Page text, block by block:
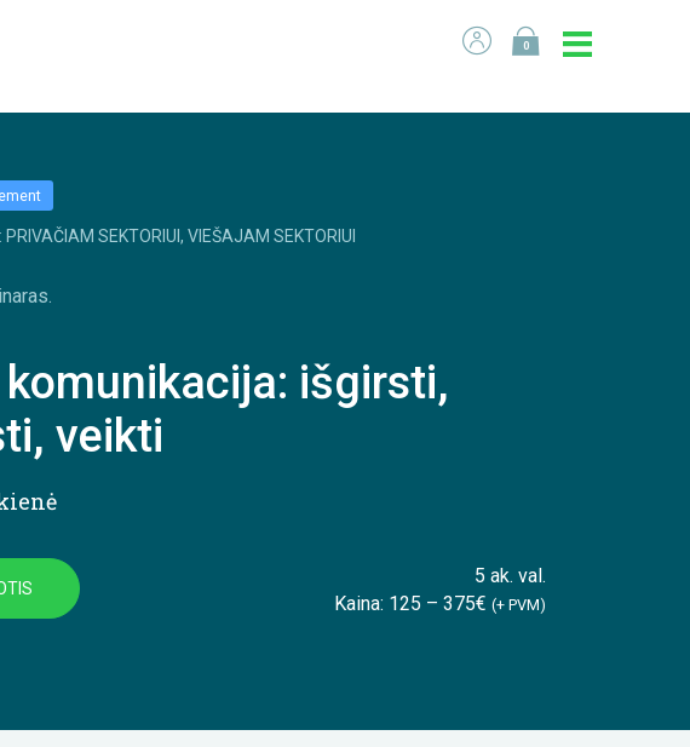
0
PRIVAČIAM SEKTORIUI, VIEŠAJAM SEKTORIUI
išgirsti,
veikti
5 ak. val.
Kaina: 125 – 375€ (+ PVM)